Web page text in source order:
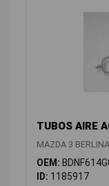
TUBOS AIRE
MAZDA 3
OEM:
ID: 1185917